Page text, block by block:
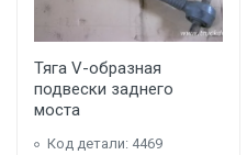
Тяга V-образная
подвески заднего
моста
Код детали: 4469